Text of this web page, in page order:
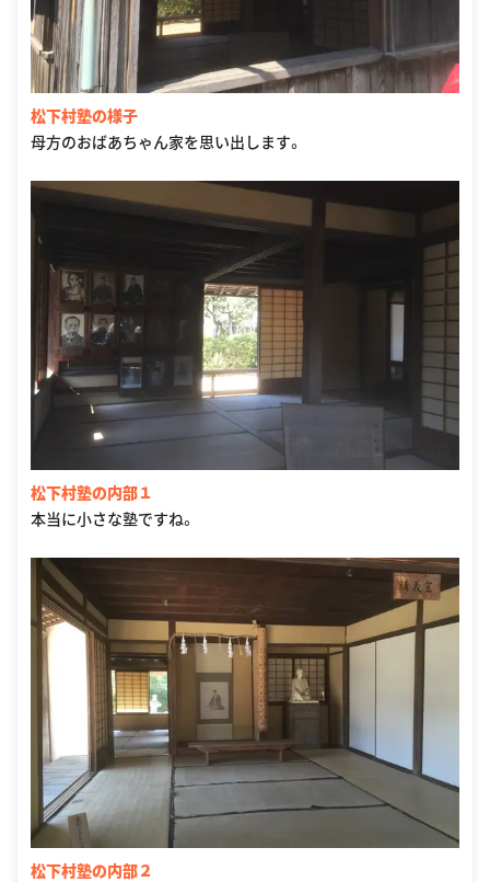
松下村塾の様子
母方のおばあちゃん家を思い出します。
松下村塾の内部１
本当に小さな塾ですね。
松下村塾の内部２